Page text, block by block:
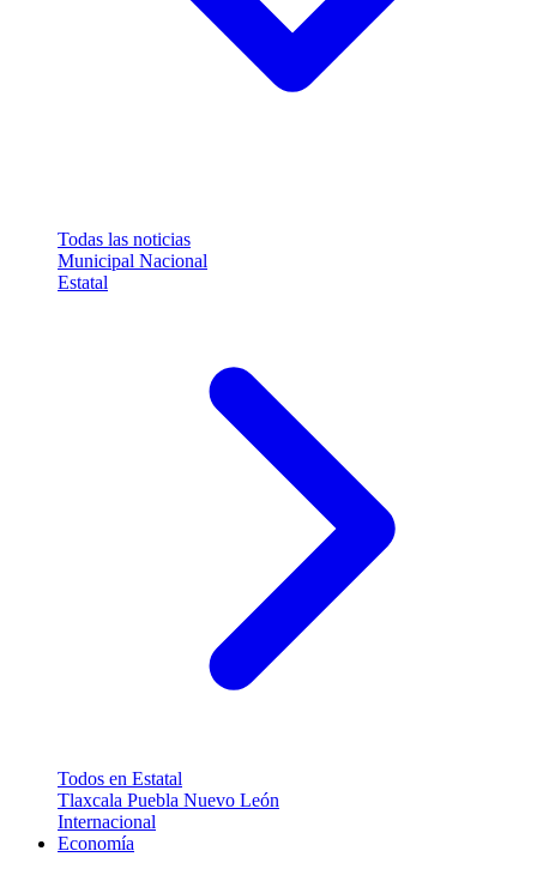
Todas las noticias
Municipal Nacional
Estatal
Todos en Estatal
Tlaxcala Puebla Nuevo León
Internacional
Economía